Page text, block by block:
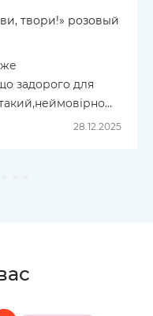
твори!» розовый
задорого для
28.12.2025